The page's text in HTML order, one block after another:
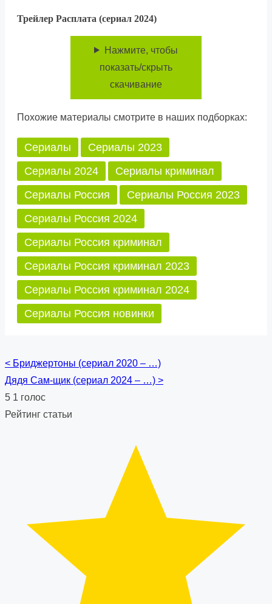
Трейлер Расплата (сериал 2024)
Нажмите, чтобы
показать/скрыть
скачивание
Похожие материалы смотрите в наших подборках:
Сериалы
Сериалы 2023
Сериалы 2024
Сериалы криминал
Сериалы Россия
Сериалы Россия 2023
Сериалы Россия 2024
Сериалы Россия криминал
Сериалы Россия криминал 2023
Сериалы Россия криминал 2024
Сериалы Россия новинки
Posts
navigation
< Бриджертоны (сериал 2020 – …)
Дядя Сам-щик (сериал 2024 – …) >
5 1 голос
Рейтинг статьи